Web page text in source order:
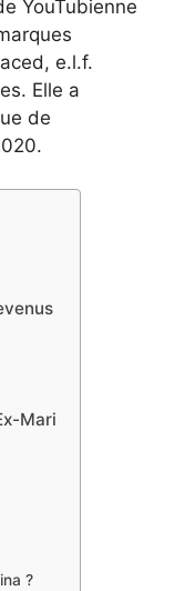
YouTubienne
e.l.f.
Elle a
de
Mari
?